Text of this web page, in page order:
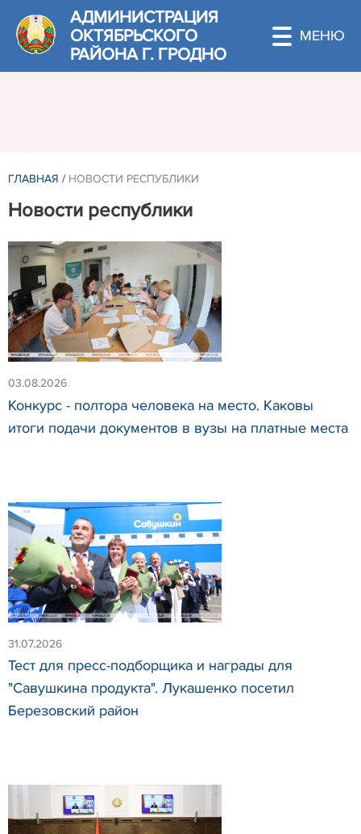
АДМИНИСТРАЦИЯ
ОКТЯБРЬСКОГО
РАЙОНА Г. ГРОДНО
ГЛАВНАЯ / НОВОСТИ РЕСПУБЛИКИ
Новости республики
03.08.2026
Конкурс - полтора человека на место. Каковы
итоги подачи документов в вузы на платные места
31.07.2026
Тест для пресс-подборщика и награды для
"Савушкина продукта". Лукашенко посетил
Березовский район